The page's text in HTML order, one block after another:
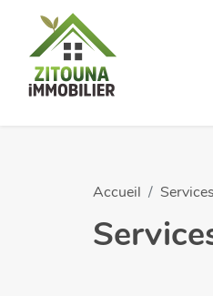
Accueil Services